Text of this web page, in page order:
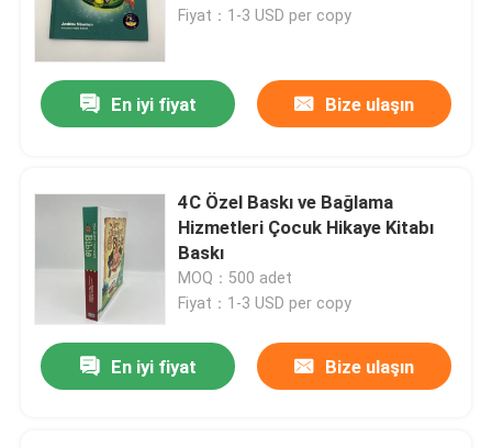
Fiyat：1-3 USD per copy
En iyi fiyat Bize ulaşın
4C Özel Baskı ve Bağlama
Hizmetleri Çocuk Hikaye Kitabı
Baskı
MOQ：500 adet
Fiyat：1-3 USD per copy
En iyi fiyat Bize ulaşın